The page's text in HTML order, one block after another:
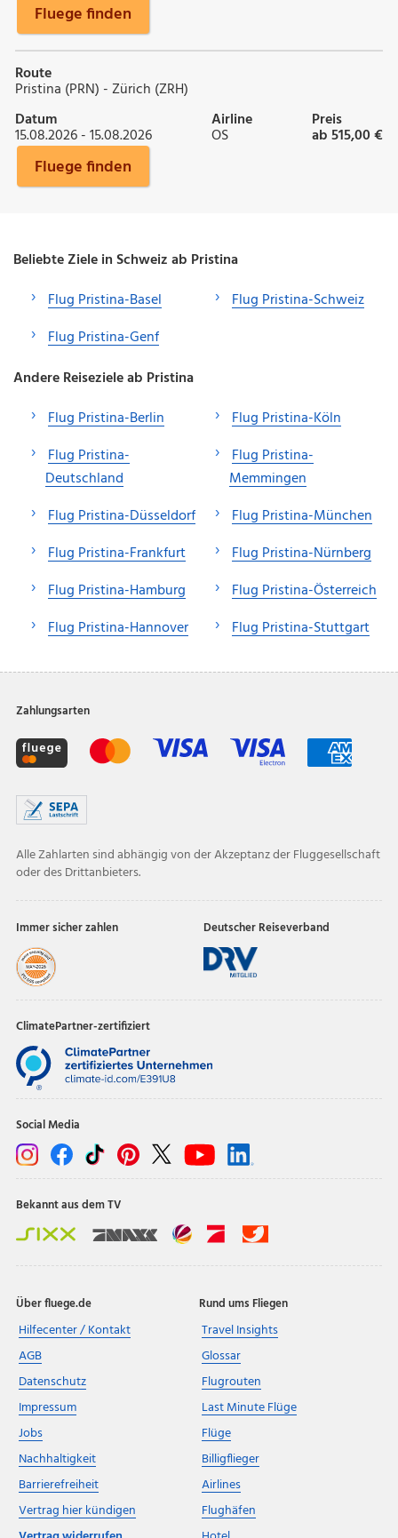
Fluege finden
Route
Pristina (PRN) - Zürich (ZRH)
Datum
15.08.2026 - 15.08.2026
Airline
OS
Preis
ab 515,00 €
Fluege finden
Beliebte Ziele in Schweiz ab Pristina
Flug Pristina-Basel
Flug Pristina-Genf
Flug Pristina-Schweiz
Andere Reiseziele ab Pristina
Flug Pristina-Berlin
Flug Pristina-
Deutschland
Flug Pristina-Düsseldorf
Flug Pristina-Frankfurt
Flug Pristina-Hamburg
Flug Pristina-Hannover
Flug Pristina-Köln
Flug Pristina-
Memmingen
Flug Pristina-München
Flug Pristina-Nürnberg
Flug Pristina-Österreich
Flug Pristina-Stuttgart